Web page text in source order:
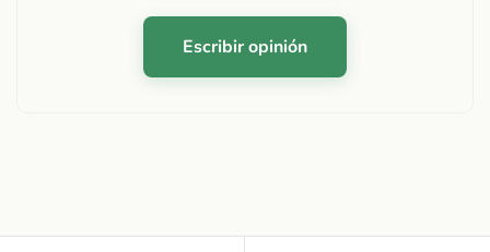
Escribir opinión